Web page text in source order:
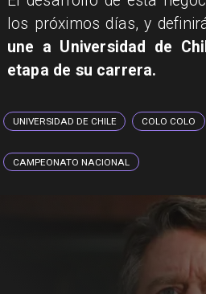
los próximos días, y
une a Universidad de
etapa de su carrera.
UNIVERSIDAD DE CHILE COLO COLO
CAMPEONATO NACIONAL